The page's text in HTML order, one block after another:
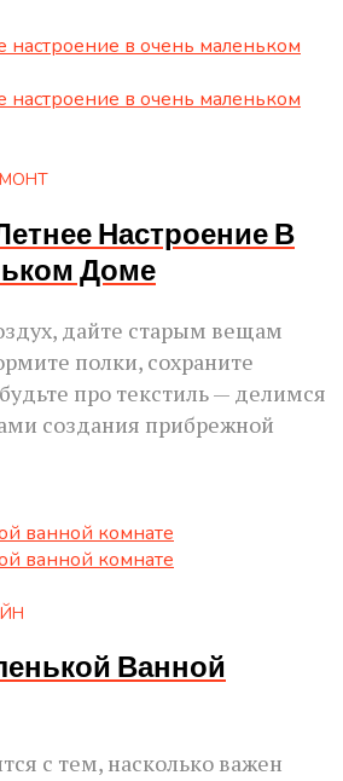
Настроение В
Доме
дайте старым вещам
полки, сохраните
про текстиль — делимся
создания прибрежной
Ванной
с тем, насколько важен